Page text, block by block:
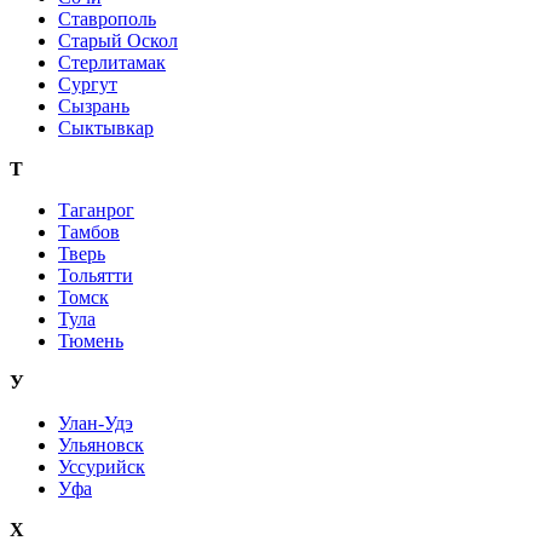
Ставрополь
Старый Оскол
Стерлитамак
Сургут
Сызрань
Сыктывкар
Т
Таганрог
Тамбов
Тверь
Тольятти
Томск
Тула
Тюмень
У
Улан-Удэ
Ульяновск
Уссурийск
Уфа
Х